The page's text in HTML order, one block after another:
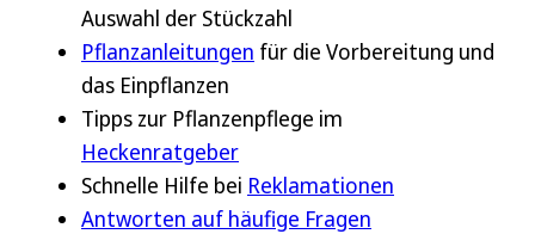
Auswahl der Stückzahl
Pflanzanleitungen für die Vorbereitung und
das Einpflanzen
Tipps zur Pflanzenpflege im
Heckenratgeber
Schnelle Hilfe bei Reklamationen
Antworten auf häufige Fragen